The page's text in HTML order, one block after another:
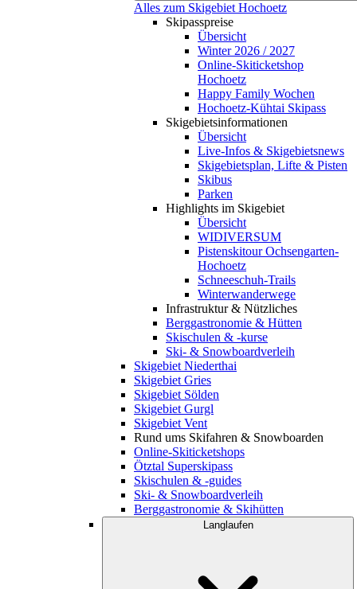
Alles zum Skigebiet Hochoetz
Skipasspreise
Übersicht
Winter 2026 / 2027
Online-Skiticketshop
Hochoetz
Happy Family Wochen
Hochoetz-Kühtai Skipass
Skigebietsinformationen
Übersicht
Live-Infos & Skigebietsnews
Skigebietsplan, Lifte & Pisten
Skibus
Parken
Highlights im Skigebiet
Übersicht
WIDIVERSUM
Pistenskitour Ochsengarten-
Hochoetz
Schneeschuh-Trails
Winterwanderwege
Infrastruktur & Nützliches
Berggastronomie & Hütten
Skischulen & -kurse
Ski- & Snowboardverleih
Skigebiet Niederthai
Skigebiet Gries
Skigebiet Sölden
Skigebiet Gurgl
Skigebiet Vent
Rund ums Skifahren & Snowboarden
Online-Skiticketshops
Ötztal Superskipass
Skischulen & -guides
Ski- & Snowboardverleih
Berggastronomie & Skihütten
Langlaufen